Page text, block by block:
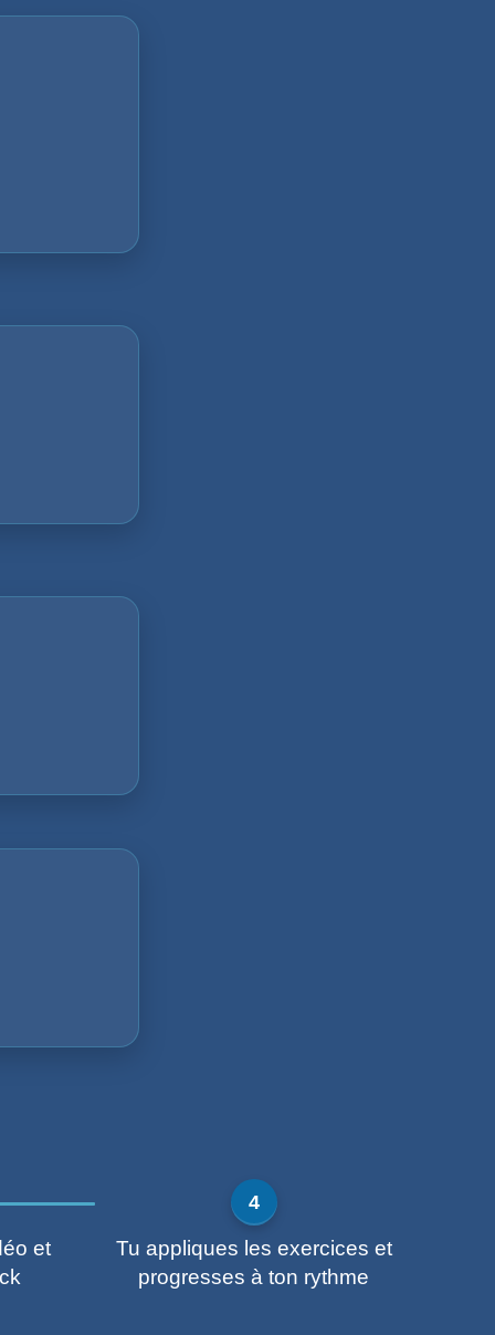
et
Tu appliques les exercices et
progresses à ton rythme